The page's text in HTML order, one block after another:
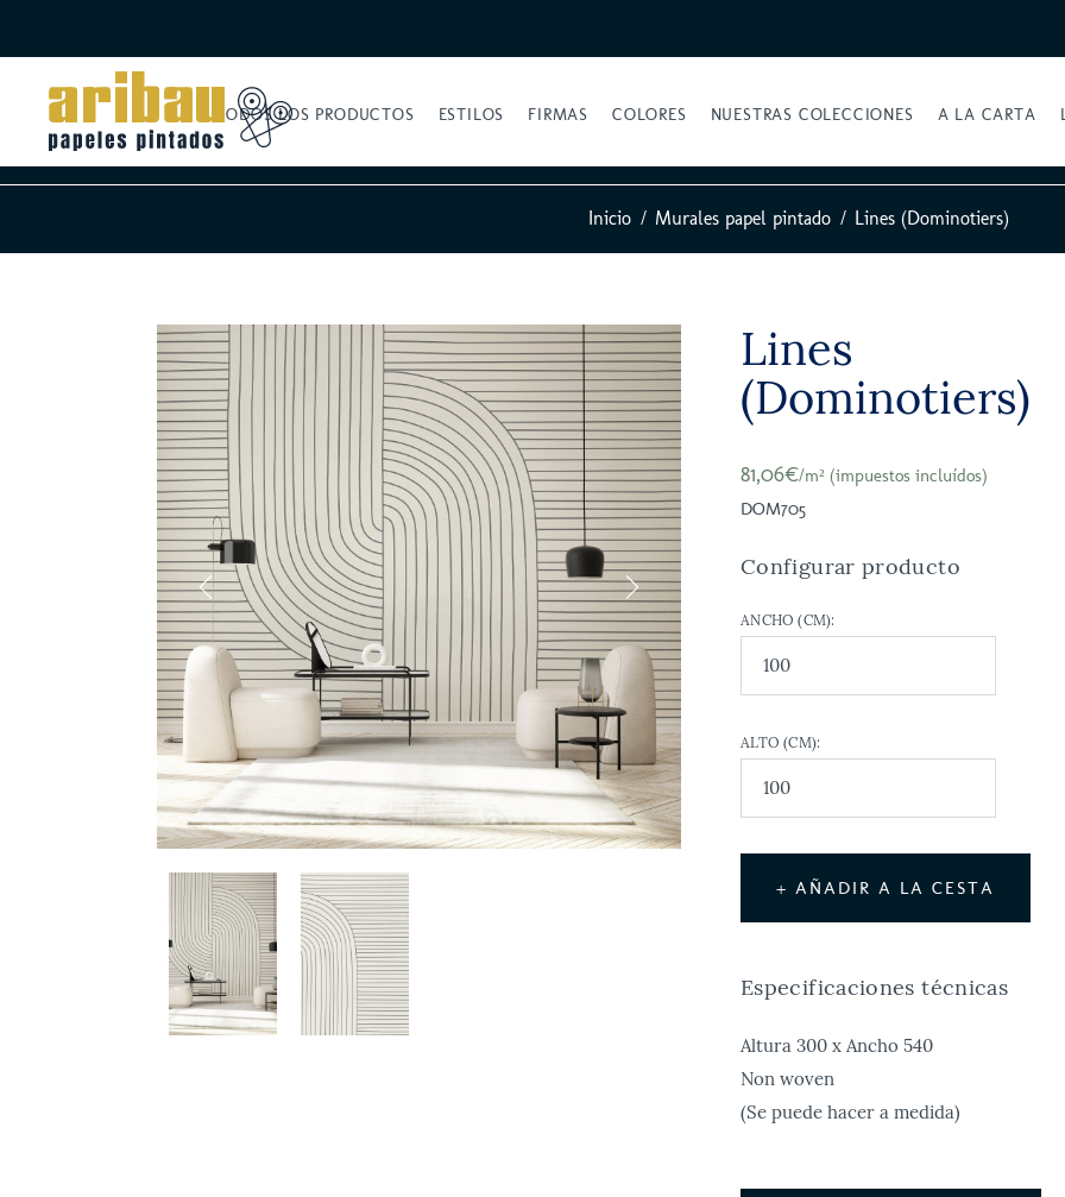
TODOS LOS PRODUCTOS ESTILOS FIRMAS COLORES NUESTRAS COLECCIONES A LA CARTA
Inicio Murales papel pintado Lines (Dominotiers)
Lines
(Dominotiers)
81,06€/m² (impuestos incluídos)
DOM705
Configurar producto
ANCHO (CM):
ALTO (CM):
+ AÑADIR A LA CESTA
Especificaciones técnicas
Altura 300 x Ancho 540
Non woven
(Se puede hacer a medida)